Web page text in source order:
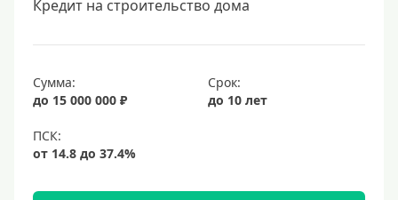
20 лет
25 лет
30 лет
Месяц
2 месяца
3 месяца
6 месяцев
Кредит на строительство дома
Сумма:
до 15 000 000 ₽
Срок:
до 10 лет